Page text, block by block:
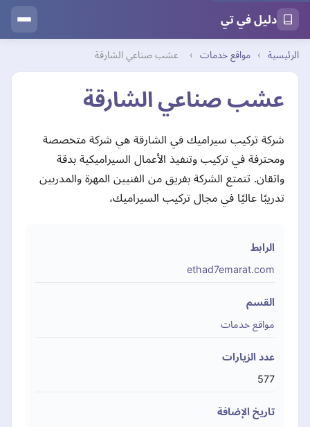
دليل في تي
الرئيسية › مواقع خدمات › عشب صناعي الشارقة
عشب صناعي الشارقة
شركة تركيب سيراميك في الشارقة هي شركة متخصصة
ومحترفة في تركيب وتنفيذ الأعمال السيراميكية بدقة
واتقان. تتمتع الشركة بفريق من الفنيين المهرة والمدربين
تدريبًا عاليًا في مجال تركيب السيراميك،
الرابط
ethad7emarat.com
القسم
مواقع خدمات
عدد الزيارات
577
تاريخ الإضافة